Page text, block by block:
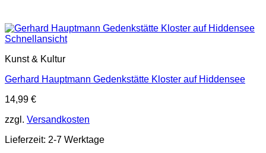
Schnellansicht
Kunst & Kultur
Gerhard Hauptmann Gedenkstätte Kloster auf Hiddensee
14,99 €
zzgl. Versandkosten
Lieferzeit: 2-7 Werktage